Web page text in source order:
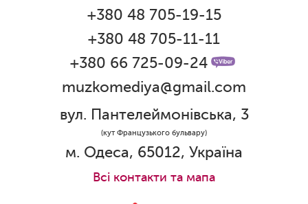
Дякуємо за свято!
Графік роботи каси 1 червня
Ювілей Олени Редько
Ювілей Станіслава Зайцева
+380 48 705-19-15
+380 48 705-11-11
+380 66 725-09-24
muzkomediya@gmail.com
вул. Пантелеймонівська, 3
(кут Французького бульвару)
м. Одеса, 65012, Україна
Всi контакти та мапа